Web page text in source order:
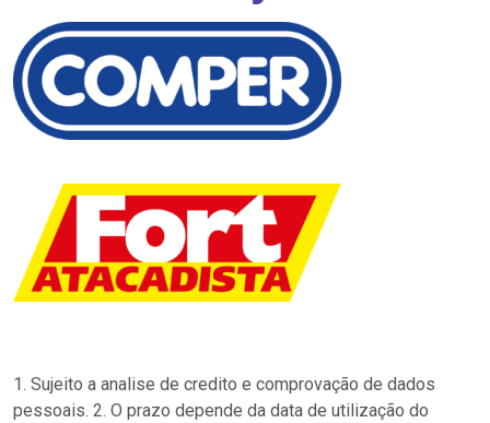
1. Sujeito a analise de credito e comprovação de dados
pessoais. 2. O prazo depende da data de utilização do